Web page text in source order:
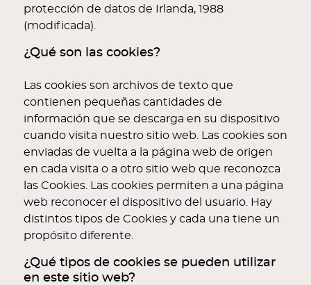
protección de datos de Irlanda, 1988
(modificada).
¿Qué son las cookies?
Las cookies son archivos de texto que
contienen pequeñas cantidades de
información que se descarga en su dispositivo
cuando visita nuestro sitio web. Las cookies son
enviadas de vuelta a la página web de origen
en cada visita o a otro sitio web que reconozca
las Cookies. Las cookies permiten a una página
web reconocer el dispositivo del usuario. Hay
distintos tipos de Cookies y cada una tiene un
propósito diferente.
¿Qué tipos de cookies se pueden utilizar
en este sitio web?